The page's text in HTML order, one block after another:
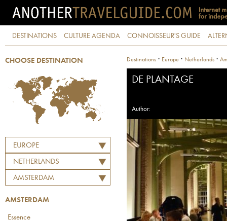
DESTINATIONS CULTURE AGENDA CONNOISSEUR'S GUIDE
CHOOSE DESTINATION
EUROPE
NETHERLANDS
AMSTERDAM
AMSTERDAM
Essence
Destinations · Europe · Netherlands ·
DE PLANTAGE
Author: